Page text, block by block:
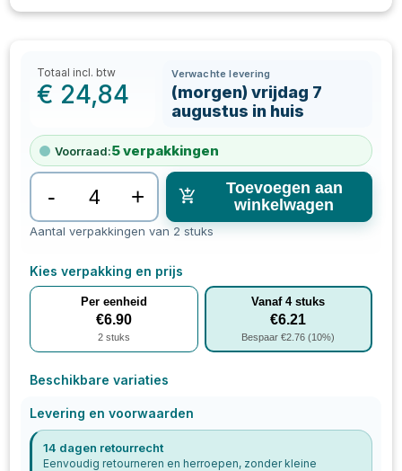
Totaal incl. btw
€ 24,84
Verwachte levering
(morgen) vrijdag 7
augustus in huis
Voorraad:5verpakkingen
- +
Toevoegen aan
winkelwagen
Aantal verpakkingen van 2 stuks
Kies verpakking en prijs
Per eenheid
€6.90
2stuks
Vanaf4stuks
€6.21
Bespaar €2.76 (10%)
Beschikbare variaties
Levering en voorwaarden
14 dagen retourrecht
Eenvoudig retourneren en herroepen, zonder kleine